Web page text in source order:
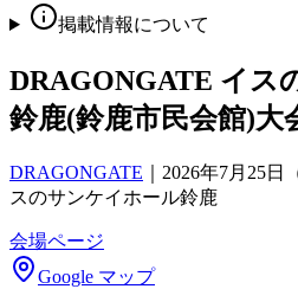
掲載情報について
DRAGONGATE イス
鈴鹿(鈴鹿市民会館)大
DRAGONGATE
2026年7月25日
スのサンケイホール鈴鹿
会場ページ
Google マップ